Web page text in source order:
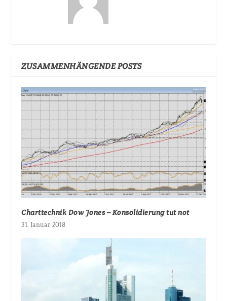
ZUSAMMENHÄNGENDE POSTS
Charttechnik Dow Jones – Konsolidierung tut not
31. Januar 2018